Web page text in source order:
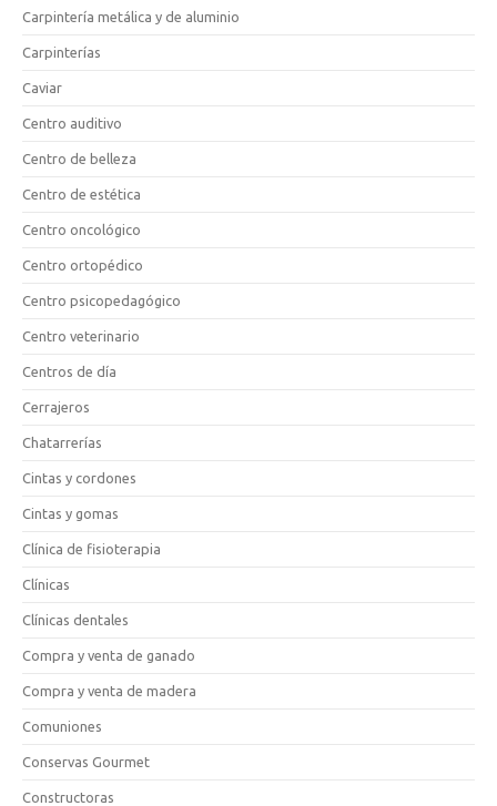
Carpintería metálica y de aluminio
Carpinterías
Caviar
Centro auditivo
Centro de belleza
Centro de estética
Centro oncológico
Centro ortopédico
Centro psicopedagógico
Centro veterinario
Centros de día
Cerrajeros
Chatarrerías
Cintas y cordones
Cintas y gomas
Clínica de fisioterapia
Clínicas
Clínicas dentales
Compra y venta de ganado
Compra y venta de madera
Comuniones
Conservas Gourmet
Constructoras